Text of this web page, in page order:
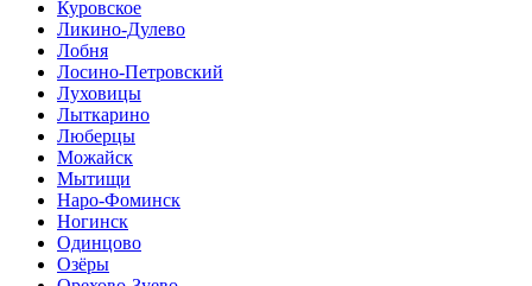
Куровское
Ликино-Дулево
Лобня
Лосино-Петровский
Луховицы
Лыткарино
Люберцы
Можайск
Мытищи
Наро-Фоминск
Ногинск
Одинцово
Озёры